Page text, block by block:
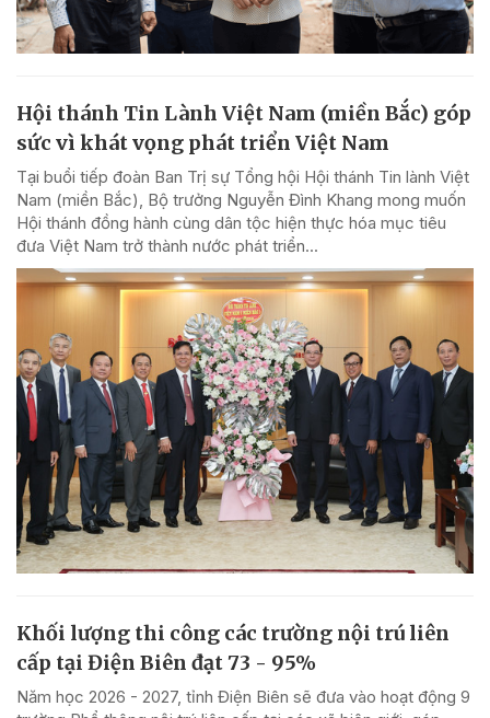
Hội thánh Tin Lành Việt Nam (miền Bắc) góp
sức vì khát vọng phát triển Việt Nam
Tại buổi tiếp đoàn Ban Trị sự Tổng hội Hội thánh Tin lành Việt
Nam (miền Bắc), Bộ trưởng Nguyễn Đình Khang mong muốn
Hội thánh đồng hành cùng dân tộc hiện thực hóa mục tiêu
đưa Việt Nam trở thành nước phát triển...
Khối lượng thi công các trường nội trú liên
cấp tại Điện Biên đạt 73 - 95%
Năm học 2026 - 2027, tỉnh Điện Biên sẽ đưa vào hoạt động 9